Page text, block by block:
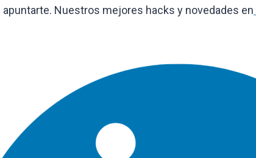
Nuestros mejores hacks y novedades en